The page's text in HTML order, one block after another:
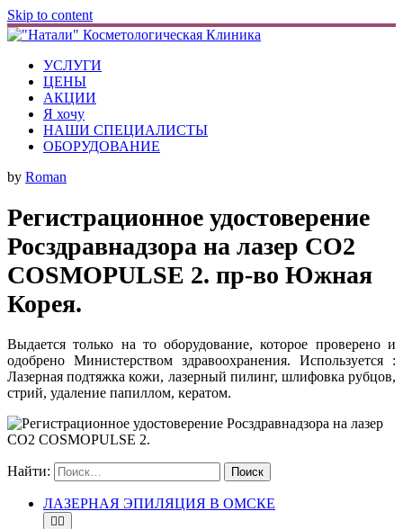
Skip to content
УСЛУГИ
ЦЕНЫ
АКЦИИ
Я хочу
НАШИ СПЕЦИАЛИСТЫ
ОБОРУДОВАНИЕ
by Roman
Регистрационное удостоверение
Росздравнадзора на лазер СО2
COSMOPULSE 2. пр-во Южная
Корея.
Выдается только на то оборудование, которое проверено и
одобрено Министерством здравоохранения. Используется :
Лазерная подтяжка кожи, лазерный пилинг, шлифовка рубцов,
стрий, удаление папиллом, кератом.
Найти:
ЛАЗЕРНАЯ ЭПИЛЯЦИЯ В ОМСКЕ